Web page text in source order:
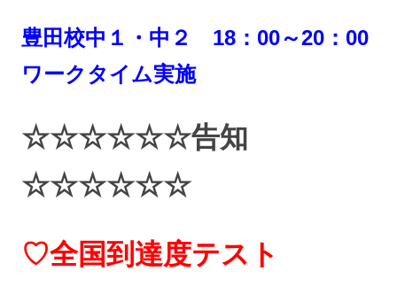
豊田校中１・中２ 18：00～20：00
ワークタイム実施
☆☆☆☆☆☆告知
☆☆☆☆☆☆
♡全国到達度テスト